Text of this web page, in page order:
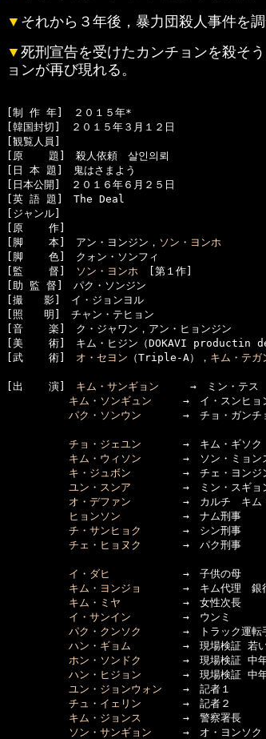
▼ それから３年後，暴力団殺人事件を
▼ 死刑宣告を受けたカンチョンを殺そ
ョンが再び現れる。
[制 作 年]　２０１５年*
[韓国封切]　２０１５年３月１２日
[観覧人員]
[原    題]　殺人依頼　살인의뢰
[日 本 題]　鬼はさまよう
[日本公開]　２０１６年６月２５日
[英 語 題]　The Deal
[ジャンル]
[原    作]
[脚    本]　アン・ヨンジン， ソン・ヨンホ
[脚    色]　クォン・ソンフィ
[監    督]
ソン・ヨンホ [第１作]
[助 監 督]　パク・ソンジン
[撮　　影]　イ・ジョンヨル
[照　　明]　チャン・テヒョン
[音    楽]　ク・ジャワン，アン・ヒョンジン
[美    術]　キム・ヒジン（DOKAVI productin
[武    術] オ・セヨン （Triple-A）， キム・テガ
[出    演] キム・サンギョン →　ミン・テス　
キム・ソンギュン →　イ・スンヒョン
パク・ソンウン →　チョ・ガンチョ
チョ・ジェユン →　キム・ギソク
キム・ウィソン →　ソン・ミョンス
キ・ジュボン →　チェ・ヨンジン
ユン・スンア →　ミン・スギョン
オ・デファン →　カルチ　キム・ミ
ヒョンソン →　ナム刑事
チ・サンヒョク
→　シン刑事
チェ・ヒョヌク
→　パク刑事
イ・ダヒ
→　子供の母
キム・ヨンジョ
→　キム代理　銀行
キム・ミヤ →　女性次長
イ・サンイン →　ウンミ
パク・クンソク
→　トラック運転
ハン・ギョム →　現場検証 若い
ホン・ソンドク
→　現場検証 中年男
ハン・ヒジョン →　現場検証 中年
ユン・ジョンウォン →　記者１
チュ・イェリン →　記者２
キム・ジョンス →　警察署長
ソン・サンギョン →　オ・ヨンソク　